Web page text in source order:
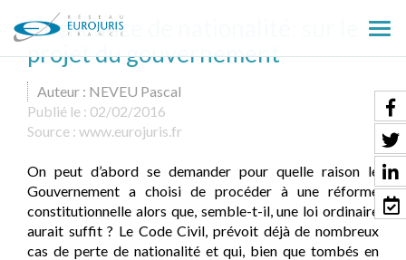
le
Déchéance de nationalité: sur le
projet du gouvernement
Auteur : NEVEU Pascal
Publié le : 02/02/2016
Source : www.eurojuris.fr
On peut d’abord se demander pour quelle raison le
Gouvernement a choisi de procéder à une réforme
constitutionnelle alors que, semble-t-il, une loi ordinaire
aurait suffit ? Le Code Civil, prévoit déjà de nombreux
cas de perte de nationalité et qui, bien que tombés en